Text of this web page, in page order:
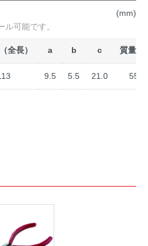
(mm)
全長） a b c 質量(g)
9.5 5.5 21.0 55